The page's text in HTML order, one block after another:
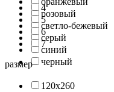
розовый
светло-бежевый
серый
синий
черный
4
5
6
7
размер
120x260